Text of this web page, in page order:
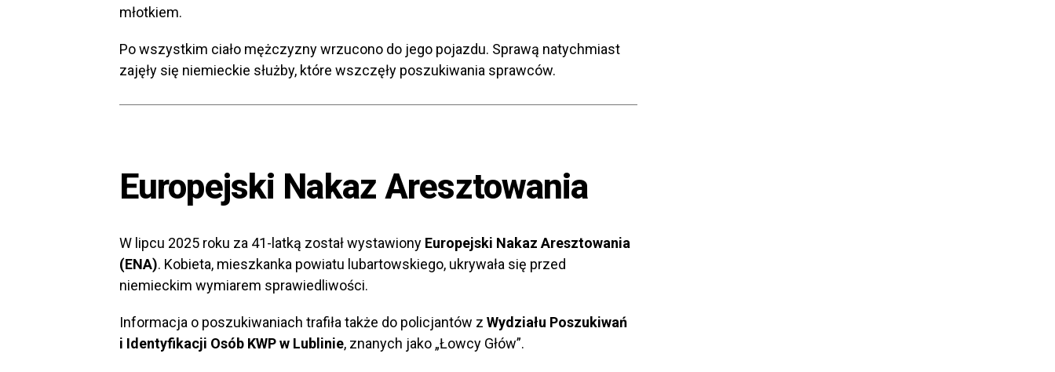
młotkiem.
Po wszystkim ciało mężczyzny wrzucono do jego pojazdu. Sprawą natychmiast
zajęły się niemieckie służby, które wszczęły poszukiwania sprawców.
Europejski Nakaz Aresztowania
W lipcu 2025 roku za 41-latką został wystawiony Europejski Nakaz Aresztowania
(ENA). Kobieta, mieszkanka powiatu lubartowskiego, ukrywała się przed
niemieckim wymiarem sprawiedliwości.
Informacja o poszukiwaniach trafiła także do policjantów z Wydziału Poszukiwań
i Identyfikacji Osób KWP w Lublinie, znanych jako „Łowcy Głów”.